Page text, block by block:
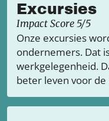
Excursies
Impact Score 5/5
Onze excursies
ondernemers. Dat
werkgelegenheid.
beter leven voor